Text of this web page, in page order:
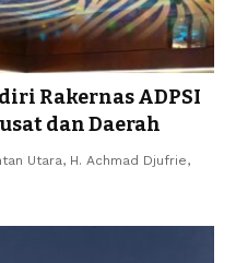
Rakernas ADPSI
dan Daerah
Utara, H. Achmad Djufrie,